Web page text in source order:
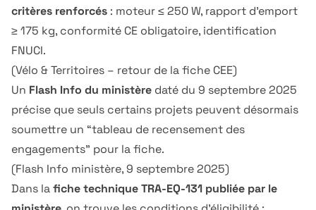
critères renforcés : moteur ≤ 250 W, rapport d’emport
≥ 175 kg, conformité CE obligatoire, identification
FNUCI.
(Vélo & Territoires – retour de la fiche CEE)
Un Flash Info du ministère daté du 9 septembre 2025
précise que seuls certains projets peuvent désormais
soumettre un “tableau de recensement des
engagements” pour la fiche.
(Flash Info ministère, 9 septembre 2025)
Dans lafiche technique TRA-EQ-131 publiée par le